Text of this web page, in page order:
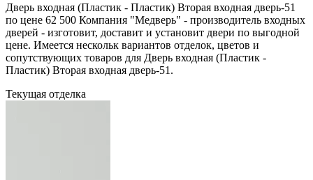
Дверь входная (Пластик - Пластик) Вторая входная дверь-51
по цене 62 500 Компания "Медверь" - производитель входных
дверей - изготовит, доставит и установит двери по выгодной
цене. Имеется нескольк вариантов отделок, цветов и
сопутствующих товаров для Дверь входная (Пластик -
Пластик) Вторая входная дверь-51.
Текущая отделка